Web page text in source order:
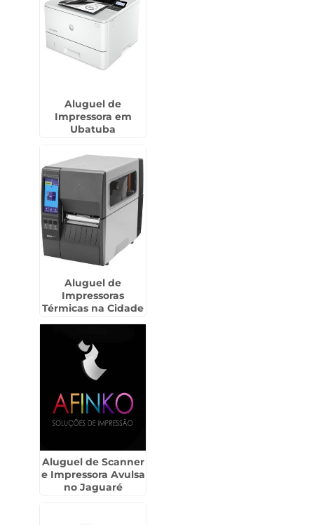
Aluguel de
Impressora em
Ubatuba
Aluguel de
Impressoras
Térmicas na Cidade
Aluguel de Scanner
e Impressora Avulsa
no Jaguaré